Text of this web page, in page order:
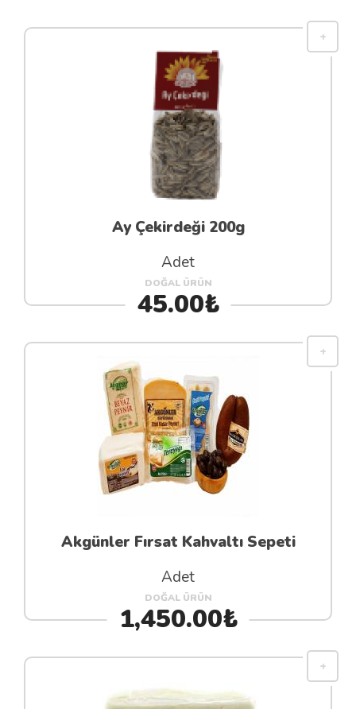
Ay Çekirdeği 200g
Adet
DOĞAL ÜRÜN
45.00₺
Akgünler Fırsat Kahvaltı Sepeti
Adet
DOĞAL ÜRÜN
1,450.00₺